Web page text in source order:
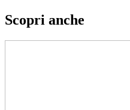
Scopri anche